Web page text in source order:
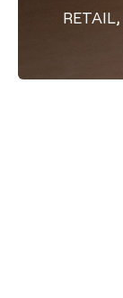
RETAIL,